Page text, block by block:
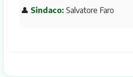
👤 Sindaco: Salvatore Faro